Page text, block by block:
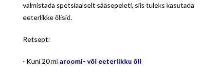
valmistada spetsiaalselt sääsepeleti, siis tuleks kasutada
eeterlikke õlisid.
Retsept:
· Kuni 20 ml aroomi- või eeterlikku õli